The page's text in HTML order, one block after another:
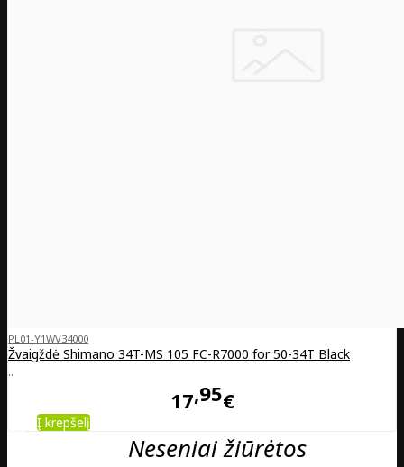
PL01-Y1WV34000
Žvaigždė Shimano 34T-MS 105 FC-R7000 for 50-34T Black
..
17 95€
Į krepšelį
Neseniai žiūrėtos